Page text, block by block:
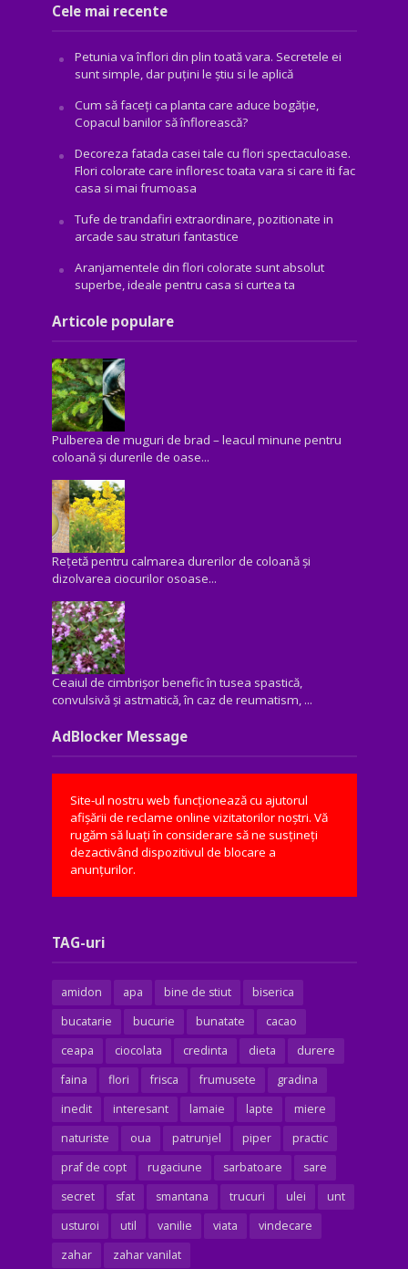
Cele mai recente
Petunia va înflori din plin toată vara. Secretele ei
sunt simple, dar puțini le știu si le aplică
Cum să faceți ca planta care aduce bogăţie,
Copacul banilor să înflorească?
Decoreza fatada casei tale cu flori spectaculoase.
Flori colorate care infloresc toata vara si care iti fac
casa si mai frumoasa
Tufe de trandafiri extraordinare, pozitionate in
arcade sau straturi fantastice
Aranjamentele din flori colorate sunt absolut
superbe, ideale pentru casa si curtea ta
Articole populare
Pulberea de muguri de brad – leacul minune pentru
coloană și durerile de oase...
Rețetă pentru calmarea durerilor de coloană și
dizolvarea ciocurilor osoase...
Ceaiul de cimbrișor benefic în tusea spastică,
convulsivă şi astmatică, în caz de reumatism, ...
AdBlocker Message
Site-ul nostru web funcționează cu ajutorul
afișării de reclame online vizitatorilor noștri. Vă
rugăm să luați în considerare să ne susțineți
dezactivând dispozitivul de blocare a
anunțurilor.
TAG-uri
amidon apa bine de stiut
biserica
bucatarie
bucurie bunatate
cacao
ceapa
ciocolata credinta dieta
durere
faina
flori frisca frumusete
gradina
inedit
interesant lamaie lapte
miere
naturiste
oua patrunjel piper
practic
praf de copt
rugaciune sarbatoare
sare
secret
sfat smantana trucuri ulei
unt
usturoi
util vanilie viata
vindecare
zahar
zahar vanilat